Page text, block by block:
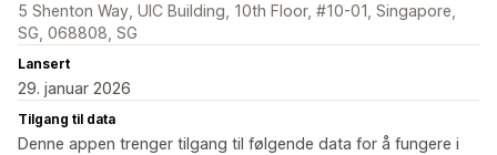
5 Shenton Way, UIC Building, 10th Floor, #10-01, Singapore,
SG, 068808, SG
Lansert
29. januar 2026
Tilgang til data
Denne appen trenger tilgang til følgende data for å fungere i